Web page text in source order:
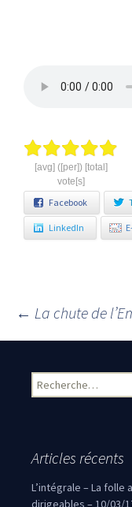
[avg] ([per]) [total]
vote[s]
Facebook
LinkedIn
← La chute de
Rechercher :
Articles récents
L’intégrale – La folle
dirigeables – 10/03/